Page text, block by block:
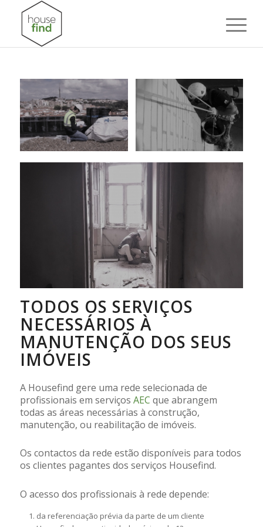
TODOS OS SERVIÇOS
NECESSÁRIOS À
MANUTENÇÃO DOS SEUS
IMÓVEIS
A Housefind gere uma rede selecionada de
profissionais em serviços AEC que abrangem
todas as áreas necessárias à construção,
manutenção, ou reabilitação de imóveis.
Os contactos da rede estão disponíveis para todos
os clientes pagantes dos serviços Housefind.
O acesso dos profissionais à rede depende:
da referenciação prévia da parte de um cliente